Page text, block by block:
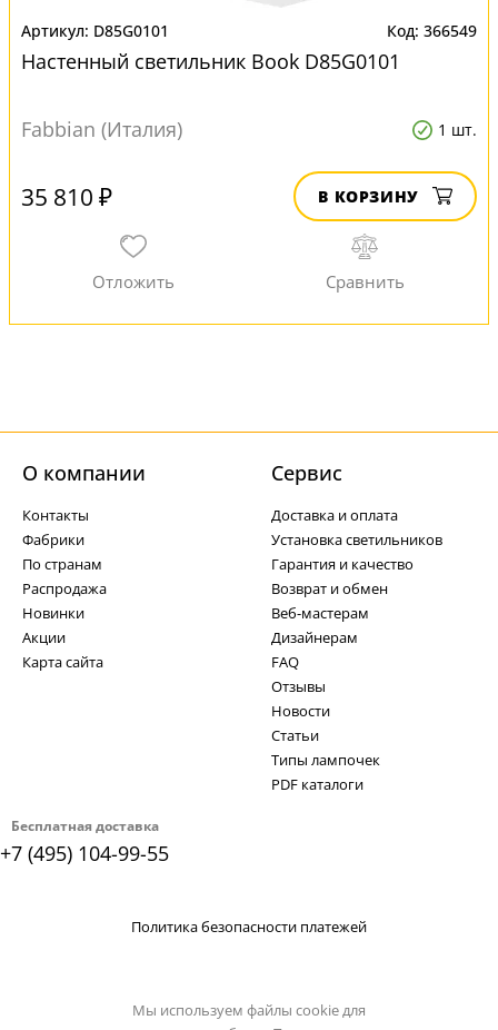
D85G0101 366549
Настенный светильник Book D85G0101
Fabbian (Италия) 1 шт.
35 810 ₽ В КОРЗИНУ
Бесплатная доставка
+7 (495) 104-99-55
О компании
Контакты
Фабрики
По странам
Распродажа
Новинки
Акции
Карта сайта
Cервис
Доставка и оплата
Установка светильников
Гарантия и качество
Возврат и обмен
Веб-мастерам
Дизайнерам
FAQ
Отзывы
Новости
Статьи
Типы лампочек
PDF каталоги
Политика безопасности платежей
Мы используем файлы cookie для